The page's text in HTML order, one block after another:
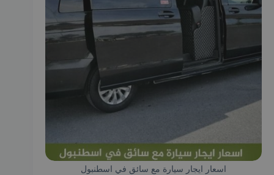
اسعار ايجار سيارة مع سائق في اسطنبول